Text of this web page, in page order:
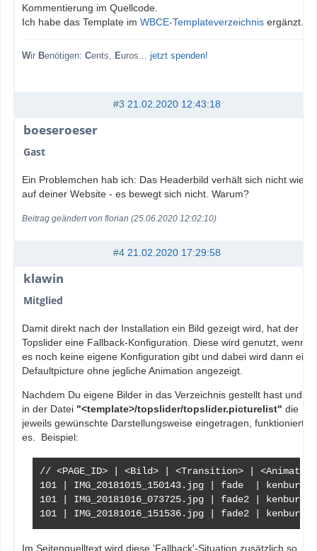
Kommentierung im Quellcode.
Ich habe das Template im WBCE-Templateverzeichnis ergänzt.
Wir Benötigen: Cents, Euros... jetzt spenden!
#3 21.02.2020 12:43:18
boeseroeser
Gast
Ein Problemchen hab ich: Das Headerbild verhält sich nicht wie
auf deiner Website - es bewegt sich nicht. Warum?
Beitrag geändert von florian (25.06.2020 12:02:10)
#4 21.02.2020 17:29:58
klawin
Mitglied
Damit direkt nach der Installation ein Bild gezeigt wird, hat der
Topslider eine Fallback-Konfiguration. Diese wird genutzt, wenn
es noch keine eigene Konfiguration gibt und dabei wird dann ein
Defaultpicture ohne jegliche Animation angezeigt.
Nachdem Du eigene Bilder in das Verzeichnis gestellt hast und
in der Datei "<template>/topslider/topslider.picturelist" die
jeweils gewünschte Darstellungsweise eingetragen, funktioniert
es. Beispiel:
// <PAGE_ID> | <Bild> | <Transition> |
101 | IMG_20181015_150143.jpg | fade  |
101 | IMG_20181016_073725.jpg | fade2 |
101 | IMG_20181016_151536.jpg | fade2 |
Im Seitenquelltext wird diese 'Fallback'-Situation zusätzlich so